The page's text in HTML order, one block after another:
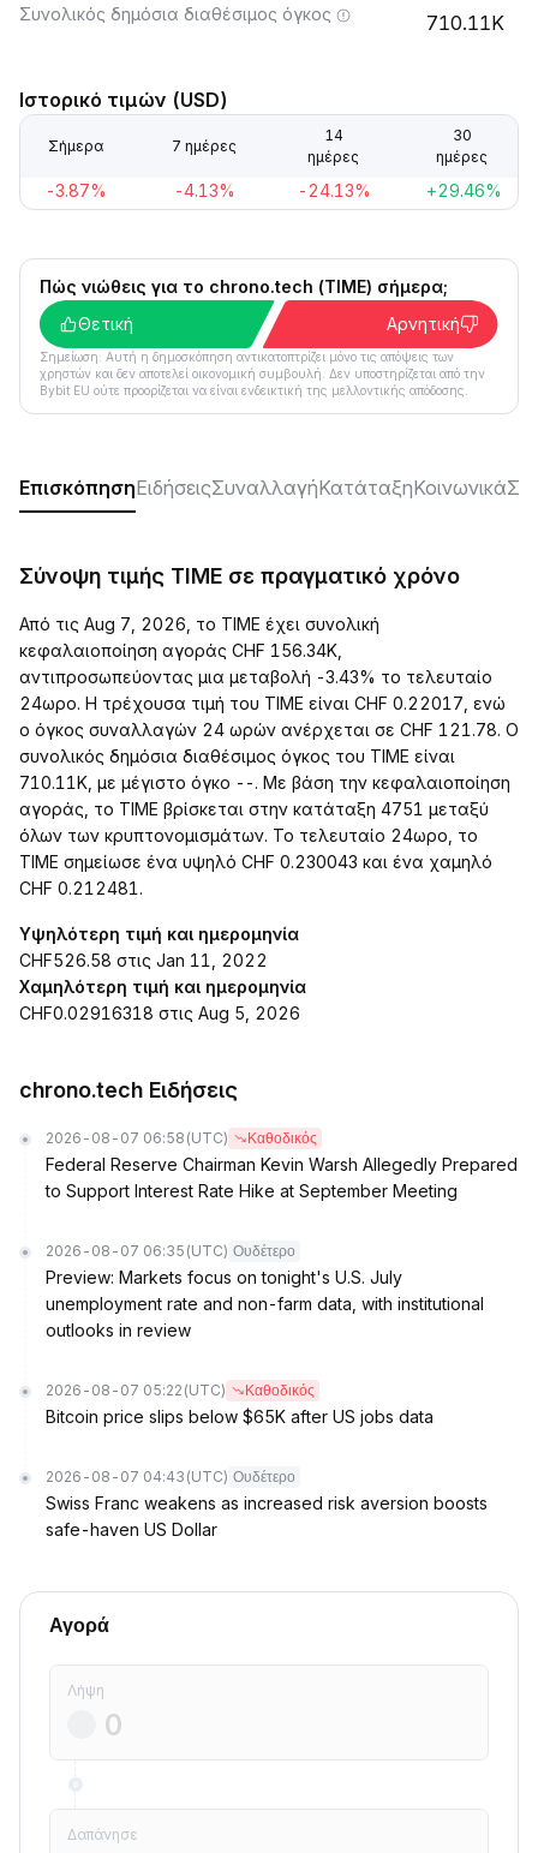
Συνολικός δημόσια διαθέσιμος όγκος 710.11K
Ιστορικό τιμών (USD)
Σήμερα 7 ημέρες
14
ημέρες
30
ημέρες
-3.87% -4.13% -24.13% +29.46%
Πώς νιώθεις για το chrono.tech (TIME) σήμερα;
Θετική
Αρνητική
Σημείωση: Αυτή η δημοσκόπηση αντικατοπτρίζει μόνο τις απόψεις των
χρηστών και δεν αποτελεί οικονομική συμβουλή. Δεν υποστηρίζεται από την
Bybit EU ούτε προορίζεται να είναι ενδεικτική της μελλοντικής απόδοσης.
ΕπισκόπησηΕιδήσειςΣυναλλαγήΚατάταξηΚοινωνικά
Σύνοψη τιμής TIME σε πραγματικό χρόνο
Από τις Aug 7, 2026, το TIME έχει συνολική
κεφαλαιοποίηση αγοράς CHF 156.34K,
αντιπροσωπεύοντας μια μεταβολή -3.43% το τελευταίο
24ωρο. Η τρέχουσα τιμή του TIME είναι CHF 0.22017, ενώ
ο όγκος συναλλαγών 24 ωρών ανέρχεται σε CHF 121.78. Ο
συνολικός δημόσια διαθέσιμος όγκος του TIME είναι
710.11K, με μέγιστο όγκο --. Με βάση την κεφαλαιοποίηση
αγοράς, το TIME βρίσκεται στην κατάταξη 4751 μεταξύ
όλων των κρυπτονομισμάτων. Το τελευταίο 24ωρο, το
TIME σημείωσε ένα υψηλό CHF 0.230043 και ένα χαμηλό
CHF 0.212481.
Υψηλότερη τιμή και ημερομηνία
CHF526.58 στις Jan 11, 2022
Χαμηλότερη τιμή και ημερομηνία
CHF0.02916318 στις Aug 5, 2026
chrono.tech Ειδήσεις
2026-08-07 06:58 (UTC) Καθοδικός
Federal Reserve Chairman Kevin Warsh Allegedly Prepared
to Support Interest Rate Hike at September Meeting
2026-08-07 06:35 (UTC) Ουδέτερο
Preview: Markets focus on tonight's U.S. July
unemployment rate and non-farm data, with institutional
outlooks in review
2026-08-07 05:22 (UTC) Καθοδικός
Bitcoin price slips below $65K after US jobs data
2026-08-07 04:43 (UTC) Ουδέτερο
Swiss Franc weakens as increased risk aversion boosts
safe-haven US Dollar
Αγορά
Λήψη
Δαπάνησε